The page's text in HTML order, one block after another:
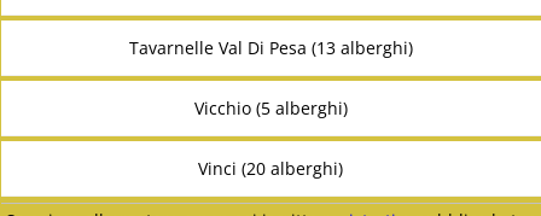
Tavarnelle Val Di Pesa (13 alberghi)
Vicchio (5 alberghi)
Vinci (20 alberghi)